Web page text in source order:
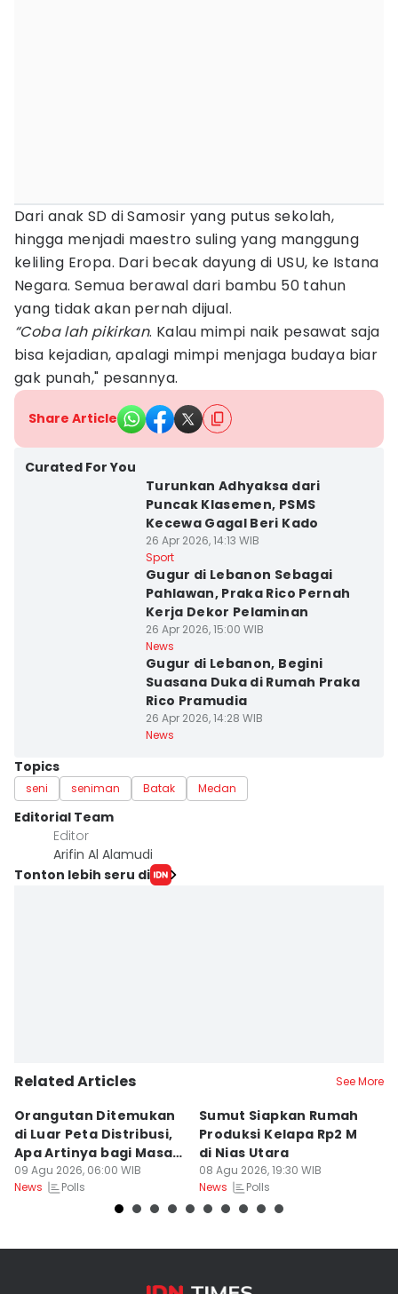
Dari anak SD di Samosir yang putus sekolah,
hingga menjadi maestro suling yang manggung
keliling Eropa. Dari becak dayung di USU, ke Istana
Negara. Semua berawal dari bambu 50 tahun
yang tidak akan pernah dijual.
“Coba lah pikirkan. Kalau mimpi naik pesawat saja
bisa kejadian, apalagi mimpi menjaga budaya biar
gak punah," pesannya.
Share Article
Curated For You
Turunkan Adhyaksa dari
Puncak Klasemen, PSMS
Kecewa Gagal Beri Kado
26 Apr 2026, 14:13 WIB
Sport
Gugur di Lebanon Sebagai
Pahlawan, Praka Rico Pernah
Kerja Dekor Pelaminan
26 Apr 2026, 15:00 WIB
News
Gugur di Lebanon, Begini
Suasana Duka di Rumah Praka
Rico Pramudia
26 Apr 2026, 14:28 WIB
News
Topics
seni seniman Batak Medan
Editorial Team
Editor
Arifin Al Alamudi
Tonton lebih seru di
Related Articles See More
Orangutan Ditemukan
di Luar Peta Distribusi,
Apa Artinya bagi Masa
Depan Konservasi?
09 Agu 2026, 06:00 WIB
News
Polls
Sumut Siapkan Rumah
Produksi Kelapa Rp2 M
di Nias Utara
08 Agu 2026, 19:30 WIB
News
Polls